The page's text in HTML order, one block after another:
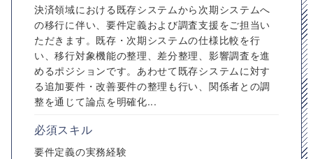
決済領域における既存システムから次期システムへ
の移行に伴い、要件定義および調査支援をご担当い
ただきます。既存・次期システムの仕様比較を行
い、移行対象機能の整理、差分整理、影響調査を進
めるポジションです。あわせて既存システムに対す
る追加要件・改善要件の整理も行い、関係者との調
整を通じて論点を明確化...
必須スキル
要件定義の実務経験